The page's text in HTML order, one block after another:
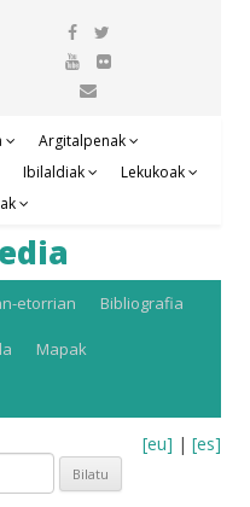
Argitalpenak
Ibilaldiak
Lekukoak
etorrian Bibliografia
Mapak
[eu] | [es]